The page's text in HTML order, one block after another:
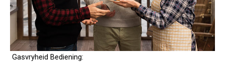
Gasvryheid Bediening: